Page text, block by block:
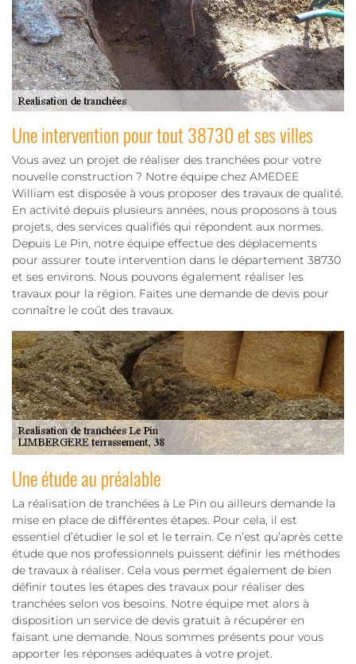
Une intervention pour tout 38730 et ses villes
Vous avez un projet de réaliser des tranchées pour votre
nouvelle construction ? Notre équipe chez AMEDEE
William est disposée à vous proposer des travaux de qualité.
En activité depuis plusieurs années, nous proposons à tous
projets, des services qualifiés qui répondent aux normes.
Depuis Le Pin, notre équipe effectue des déplacements
pour assurer toute intervention dans le département 38730
et ses environs. Nous pouvons également réaliser les
travaux pour la région. Faites une demande de devis pour
connaître le coût des travaux.
Une étude au préalable
La réalisation de tranchées à Le Pin ou ailleurs demande la
mise en place de différentes étapes. Pour cela, il est
essentiel d’étudier le sol et le terrain. Ce n’est qu’après cette
étude que nos professionnels puissent définir les méthodes
de travaux à réaliser. Cela vous permet également de bien
définir toutes les étapes des travaux pour réaliser des
tranchées selon vos besoins. Notre équipe met alors à
disposition un service de devis gratuit à récupérer en
faisant une demande. Nous sommes présents pour vous
apporter les réponses adéquates à votre projet.